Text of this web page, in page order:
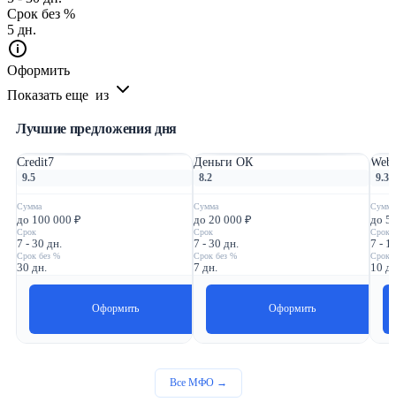
Срок без %
5 дн.
Оформить
Показать еще из
Лучшие предложения дня
Credit7
9.5
Сумма
до 100 000 ₽
Срок
7 - 30 дн.
Срок без %
30 дн.
Оформить
Деньги ОК
8.2
Сумма
до 20 000 ₽
Срок
7 - 30 дн.
Срок без %
7 дн.
Оформить
9.3
Сумма
до 5
Срок
7 -
Срок
10
Все МФО →